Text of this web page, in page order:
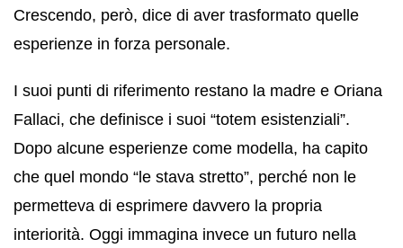
Crescendo, però, dice di aver trasformato quelle
esperienze in forza personale.
I suoi punti di riferimento restano la madre e Oriana
Fallaci, che definisce i suoi “totem esistenziali”.
Dopo alcune esperienze come modella, ha capito
che quel mondo “le stava stretto”, perché non le
permetteva di esprimere davvero la propria
interiorità. Oggi immagina invece un futuro nella